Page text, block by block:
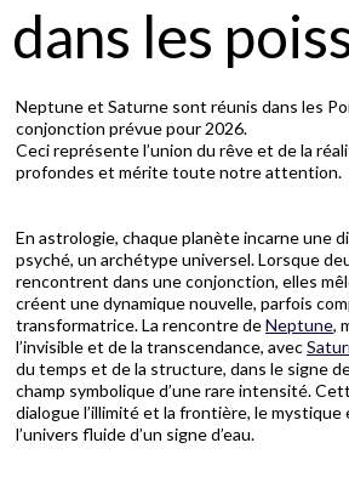
dans les
Neptune et Saturne sont réunis dans les
conjonction prévue pour 2026.
Ceci représente l’union du rêve et de la
profondes et mérite toute notre attention.
En astrologie, chaque planète incarne une
psyché, un archétype universel. Lorsque
rencontrent dans une conjonction, elles
créent une dynamique nouvelle, parfois
transformatrice. La rencontre deNeptune,
l’invisible et de la transcendance, avec
du temps et de la structure, dans le signe
champ symbolique d’une rare intensité.
dialogue l’illimité et la frontière, le mystique
l’univers fluide d’un signe d’eau.